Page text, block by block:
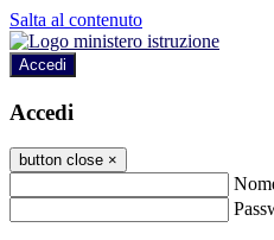
Salta al contenuto
Accedi
Accedi
button close ×